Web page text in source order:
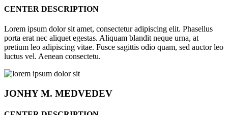
CENTER DESCRIPTION
Lorem ipsum dolor sit amet, consectetur adipiscing elit. Phasellus
porta erat nec aliquet egestas. Aliquam blandit neque urna, at
pretium leo adipiscing vitae. Fusce sagittis odio quam, sed auctor leo
luctus vel. Aenean consectetu.
JONHYM. MEDVEDEV